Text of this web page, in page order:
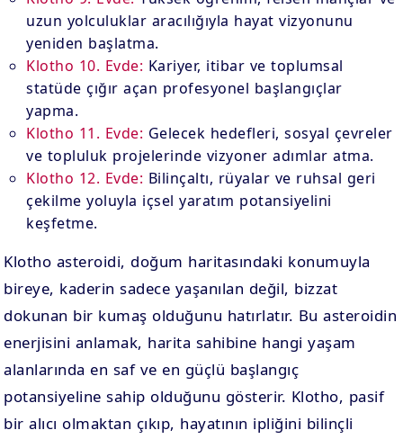
uzun yolculuklar aracılığıyla hayat vizyonunu
yeniden başlatma.
Klotho 10. Evde: Kariyer, itibar ve toplumsal
statüde çığır açan profesyonel başlangıçlar
yapma.
Klotho 11. Evde: Gelecek hedefleri, sosyal çevreler
ve topluluk projelerinde vizyoner adımlar atma.
Klotho 12. Evde: Bilinçaltı, rüyalar ve ruhsal geri
çekilme yoluyla içsel yaratım potansiyelini
keşfetme.
Klotho asteroidi, doğum haritasındaki konumuyla
bireye, kaderin sadece yaşanılan değil, bizzat
dokunan bir kumaş olduğunu hatırlatır. Bu asteroidin
enerjisini anlamak, harita sahibine hangi yaşam
alanlarında en saf ve en güçlü başlangıç
potansiyeline sahip olduğunu gösterir. Klotho, pasif
bir alıcı olmaktan çıkıp, hayatının ipliğini bilinçli